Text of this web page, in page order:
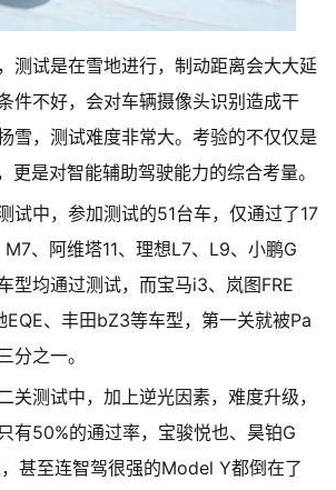
测试是在雪地进行，制动距离会大大延
件不好，会对车辆摄像头识别造成干
雪，测试难度非常大。考验的不仅仅是
更是对智能辅助驾驶能力的综合考量。
试中，参加测试的51台车，仅通过了17
、阿维塔11、理想L7、L9、小鹏G
型均通过测试，而宝马i3、岚图FRE
EQE、丰田bZ3等车型，第一关就被Pa
分之一。
关测试中，加上逆光因素，难度升级，
有50%的通过率，宝骏悦也、昊铂G
甚至连智驾很强的Model Y都倒在了